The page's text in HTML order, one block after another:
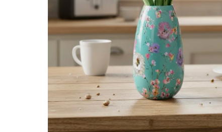
STABILIZOVANÁ KVĚTINA, VĚČNÁ RŮŽE
419 Kč